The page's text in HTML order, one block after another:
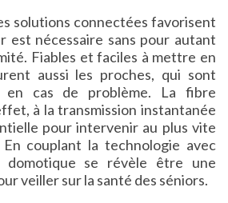
solutions connectées favorisent
est nécessaire sans pour autant
Fiables et faciles à mettre en
aussi les proches, qui sont
en cas de problème. La fibre
à la transmission instantanée
pour intervenir au plus vite
En couplant la technologie avec
domotique se révèle être une
veiller sur la santé des séniors.